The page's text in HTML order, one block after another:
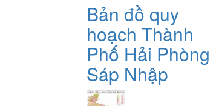
Bản đồ quy
hoạch Thành
Phố Hải Phòng
Sáp Nhập